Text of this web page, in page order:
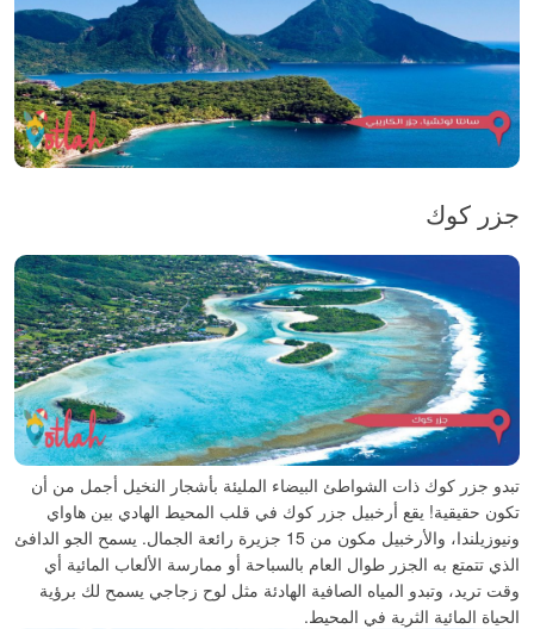
جزر كوك
تبدو جزر كوك ذات الشواطئ البيضاء المليئة بأشجار النخيل أجمل من أن
تكون حقيقية! يقع أرخبيل جزر كوك في قلب المحيط الهادي بين هاواي
ونيوزيلندا، والأرخبيل مكون من 15 جزيرة رائعة الجمال. يسمح الجو الدافئ
الذي تتمتع به الجزر طوال العام بالسباحة أو ممارسة الألعاب المائية أي
وقت تريد، وتبدو المياه الصافية الهادئة مثل لوح زجاجي يسمح لك برؤية
الحياة المائية الثرية في المحيط.